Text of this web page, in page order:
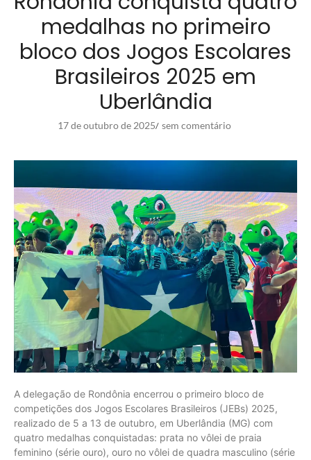
medalhas no primeiro
bloco dos Jogos Escolares
Brasileiros 2025 em
Uberlândia
17 de outubro de 2025/ sem comentário
A delegação de Rondônia encerrou o primeiro bloco de
competições dos Jogos Escolares Brasileiros (JEBs) 2025,
realizado de 5 a 13 de outubro, em Uberlândia (MG) com
quatro medalhas conquistadas: prata no vôlei de praia
feminino (série ouro), ouro no vôlei de quadra masculino (série